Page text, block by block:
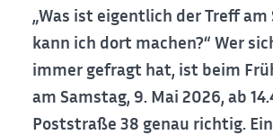
„Was ist eigentlich der Treff am
kann ich dort machen?“ Wer
immer gefragt hat, ist beim
am Samstag, 9. Mai 2026, ab
Poststraße 38 genau richtig.